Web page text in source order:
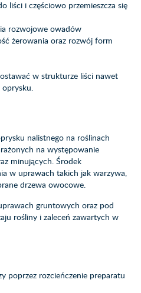
liści i częściowo przemieszcza się
rozwojowe owadów
żerowania oraz rozwój form
w strukturze liści nawet
nalistnego na roślinach
na występowanie
minujących. Środek
w uprawach takich jak warzywa,
drzewa owocowe.
gruntowych oraz pod
rośliny i zaleceń zawartych w
poprzez rozcieńczenie preparatu